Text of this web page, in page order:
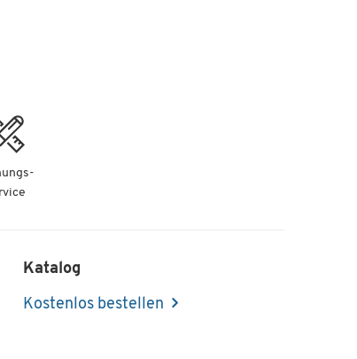
Katalog
Kostenlos bestellen